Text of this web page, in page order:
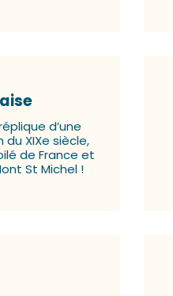
d’une
XIXe siècle,
de France et
St Michel !